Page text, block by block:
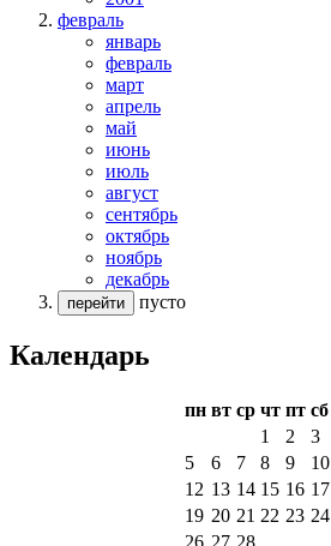
февраль
январь
февраль
март
апрель
май
июнь
июль
август
сентябрь
октябрь
ноябрь
декабрь
перейти пусто
Календарь
пн вт ср чт пт сб
1
2 3
5
6 7 8 9 10
12 13 14 15 16 17
19 20 21 22 23 24